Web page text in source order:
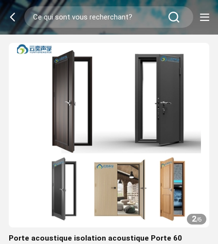
2/6
Porte acoustique isolation acoustique Porte 60